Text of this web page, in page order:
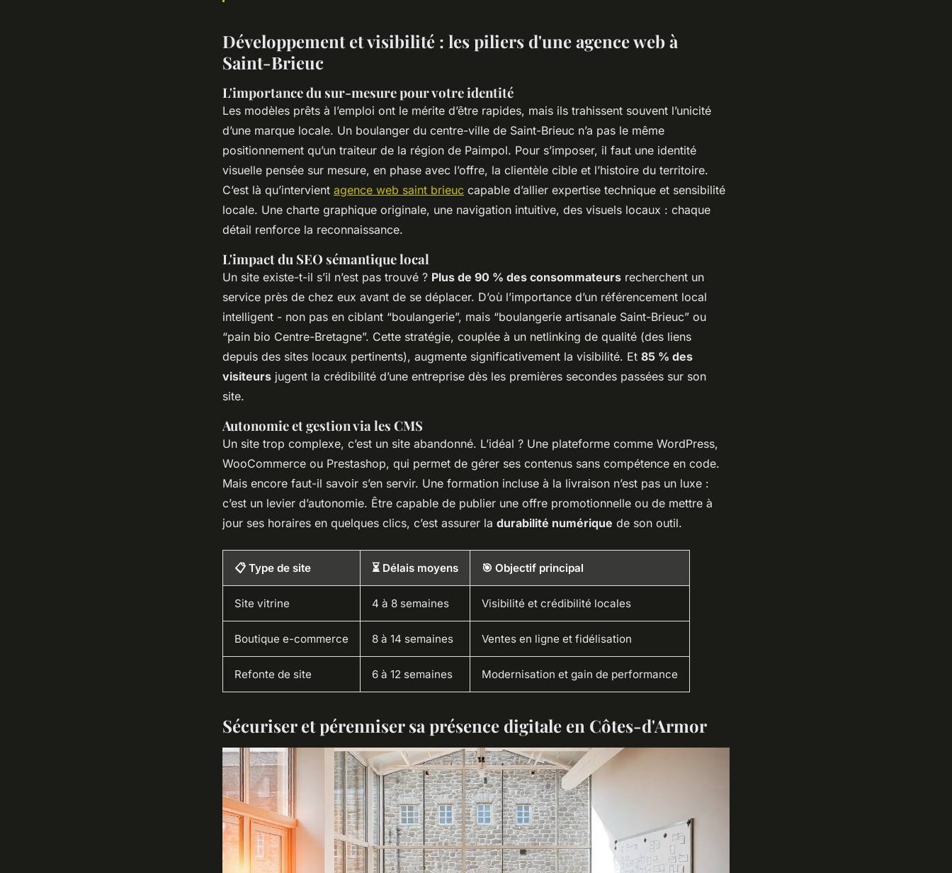
Développement et visibilité : les piliers d'une agence web à
Saint-Brieuc
L'importance du sur-mesure pour votre identité
Les modèles prêts à l’emploi ont le mérite d’être rapides, mais ils trahissent souvent l’unicité
d’une marque locale. Un boulanger du centre-ville de Saint-Brieuc n’a pas le même
positionnement qu’un traiteur de la région de Paimpol. Pour s’imposer, il faut une identité
visuelle pensée sur mesure, en phase avec l’offre, la clientèle cible et l’histoire du territoire.
C’est là qu’intervient agence web saint brieuc capable d’allier expertise technique et sensibilité
locale. Une charte graphique originale, une navigation intuitive, des visuels locaux : chaque
détail renforce la reconnaissance.
L'impact du SEO sémantique local
Un site existe-t-il s’il n’est pas trouvé ? Plus de 90 % des consommateurs recherchent un
service près de chez eux avant de se déplacer. D’où l’importance d’un référencement local
intelligent - non pas en ciblant “boulangerie”, mais “boulangerie artisanale Saint-Brieuc” ou
“pain bio Centre-Bretagne”. Cette stratégie, couplée à un netlinking de qualité (des liens
depuis des sites locaux pertinents), augmente significativement la visibilité. Et 85 % des
visiteurs jugent la crédibilité d’une entreprise dès les premières secondes passées sur son
site.
Autonomie et gestion via les CMS
Un site trop complexe, c’est un site abandonné. L’idéal ? Une plateforme comme WordPress,
WooCommerce ou Prestashop, qui permet de gérer ses contenus sans compétence en code.
Mais encore faut-il savoir s’en servir. Une formation incluse à la livraison n’est pas un luxe :
c’est un levier d’autonomie. Être capable de publier une offre promotionnelle ou de mettre à
jour ses horaires en quelques clics, c’est assurer la durabilité numérique de son outil.
📋 Type de site ⏳ Délais moyens 🎯 Objectif principal
Site vitrine 4 à 8 semaines Visibilité et crédibilité locales
Boutique e-commerce 8 à 14 semaines Ventes en ligne et fidélisation
Refonte de site 6 à 12 semaines Modernisation et gain de performance
Sécuriser et pérenniser sa présence digitale en Côtes-d'Armor